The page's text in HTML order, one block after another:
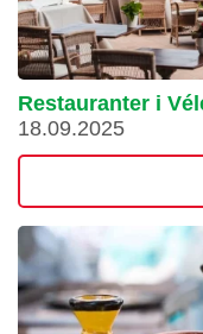
Restauranter i
18.09.2025